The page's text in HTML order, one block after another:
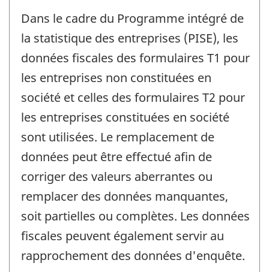
Dans le cadre du Programme intégré de
la statistique des entreprises (PISE), les
données fiscales des formulaires T1 pour
les entreprises non constituées en
société et celles des formulaires T2 pour
les entreprises constituées en société
sont utilisées. Le remplacement de
données peut être effectué afin de
corriger des valeurs aberrantes ou
remplacer des données manquantes,
soit partielles ou complètes. Les données
fiscales peuvent également servir au
rapprochement des données d'enquête.